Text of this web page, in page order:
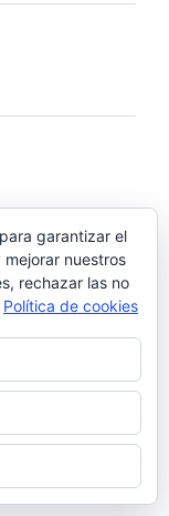
garantizar el
nuestros
rechazar las no
Política de cookies